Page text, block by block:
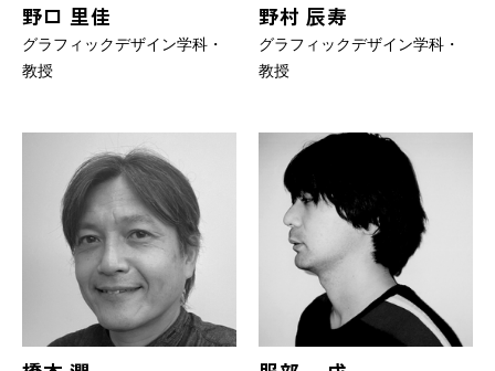
野口 里佳
グラフィックデザイン学科・
教授
野村 辰寿
グラフィックデザイン学科・
教授